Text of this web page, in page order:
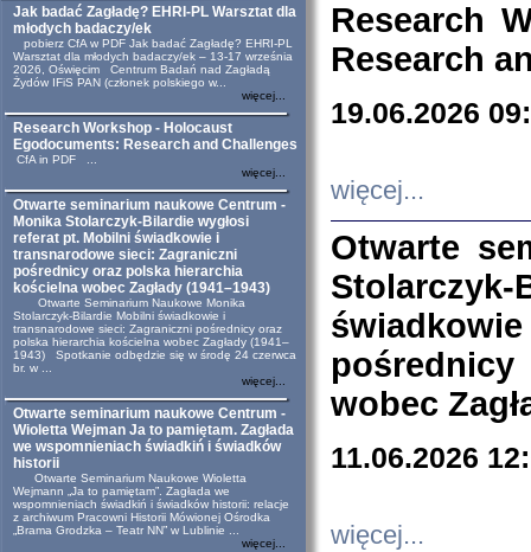
Jak badać Zagładę? EHRI-PL Warsztat dla
młodych badaczy/ek
pobierz CfA w PDF Jak badać Zagładę? EHRI-PL
Warsztat dla młodych badaczy/ek – 13-17 września
2026, Oświęcim Centrum Badań nad Zagładą
Żydów IFiS PAN (członek polskiego w...
więcej...
Research Workshop - Holocaust
Egodocuments: Research and Challenges
CfA in PDF ...
więcej...
Otwarte seminarium naukowe Centrum -
Monika Stolarczyk-Bilardie wygłosi
referat pt. Mobilni świadkowie i
transnarodowe sieci: Zagraniczni
pośrednicy oraz polska hierarchia
kościelna wobec Zagłady (1941–1943)
Otwarte Seminarium Naukowe Monika
Stolarczyk-Bilardie Mobilni świadkowie i
transnarodowe sieci: Zagraniczni pośrednicy oraz
polska hierarchia kościelna wobec Zagłady (1941–
1943) Spotkanie odbędzie się w środę 24 czerwca
br. w ...
więcej...
Otwarte seminarium naukowe Centrum -
Wioletta Wejman Ja to pamiętam. Zagłada
we wspomnieniach świadkiń i świadków
historii
Otwarte Seminarium Naukowe Wioletta
Wejmann „Ja to pamiętam”. Zagłada we
wspomnieniach świadkiń i świadków historii: relacje
z archiwum Pracowni Historii Mówionej Ośrodka
„Brama Grodzka – Teatr NN” w Lublinie ...
więcej...
Research
Research
19.06.2026
więcej...
Otwarte
wobec
11.06.2026
więcej...